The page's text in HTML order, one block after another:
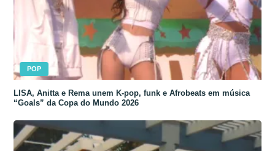
POP
LISA, Anitta e Rema unem K-pop, funk e Afrobeats em música
“Goals” da Copa do Mundo 2026